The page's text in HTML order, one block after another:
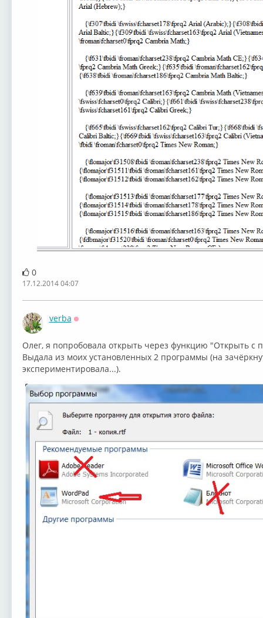
0
17.12.2014 04:07
verba
Олег, я попробовала открыть через функцию "Открыть
Выдала из моих установленных 2 программы (на
экспериментировала...).